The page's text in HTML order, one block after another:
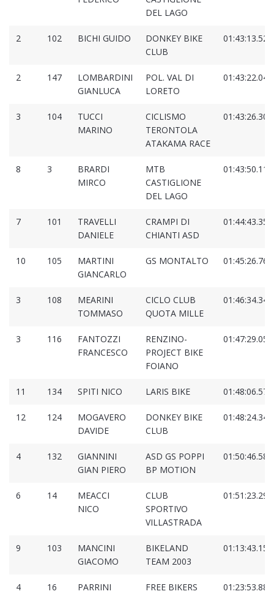
DEL LAGO
2 102 BICHI GUIDO
DONKEY BIKE
CLUB
01:43:13.528
2 147
LOMBARDINI
GIANLUCA
POL. VAL DI
LORETO
01:43:22.046
3 104
TUCCI
MARINO
CICLISMO
TERONTOLA
ATAKAMA RACE
01:43:26.305
8 3
BRARDI
MIRCO
MTB
CASTIGLIONE
DEL LAGO
01:43:50.110
7 101
TRAVELLI
DANIELE
CRAMPI DI
CHIANTI ASD
01:44:43.353
10 105
MARTINI
GIANCARLO
GS MONTALTO 01:45:26.768
3 108
MEARINI
TOMMASO
CICLO CLUB
QUOTA MILLE
01:46:34.347
3 116
FANTOZZI
FRANCESCO
RENZINO-
PROJECT BIKE
FOIANO
01:47:29.057
11 134 SPITI NICO LARIS BIKE 01:48:06.575
12 124
MOGAVERO
DAVIDE
DONKEY BIKE
CLUB
01:48:24.343
4 132
GIANNINI
GIAN PIERO
ASD GS POPPI
BP MOTION
01:50:46.584
6 14
MEACCI
NICO
CLUB
SPORTIVO
VILLASTRADA
01:51:23.291
9 103
MANCINI
GIACOMO
BIKELAND
TEAM 2003
01:13:43.159
4 16
PARRINI
FREE BIKERS
01:23:53.885